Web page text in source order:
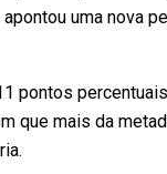
uma nova
pontos
que mais da